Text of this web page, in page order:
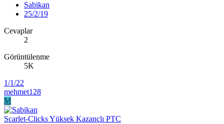
Sabikan
25/2/19
Cevaplar
2
Görüntülenme
5K
1/1/22
mehmet128
M
Scarlet-Clicks Yüksek Kazançlı PTC